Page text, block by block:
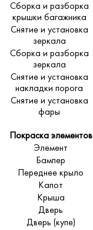
Сборка и разборка
крышки багажника
Снятие и установка
зеркала
Сборка и разборка
зеркала
Снятие и установка
накладки порога
Снятие и установка
фары
Покраска элементов
Элемент
Бампер
Переднее крыло
Капот
Крыша
Дверь
Дверь (купе)